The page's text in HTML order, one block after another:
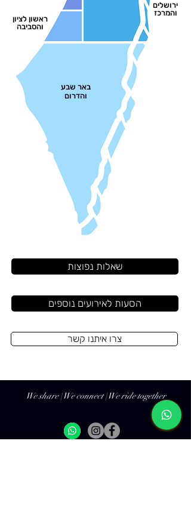
ראשון לציון
והסביבה
ירושלים
והמרכז
באר שבע
והדרום
שאלות נפוצות
הסעות לאירועים נוספים
צרו איתנו קשר
We share | We connect | We ride together